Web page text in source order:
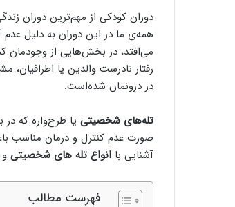
دوران کودکی از مهم‌ترین دوران
همه‌ی ما در این دوران به دلیل عدم
می‌افتد، در بخش‌هایی از وجودمان
رفتار نادرست والدین یا
در درونمان شده‌است.
تله‌های شخصیتی یا طرح‌واره که در
صورت عدم کنترل و درمان مناسب
آشنایی با انواع تله های شخصیتی
فهرست مطالب